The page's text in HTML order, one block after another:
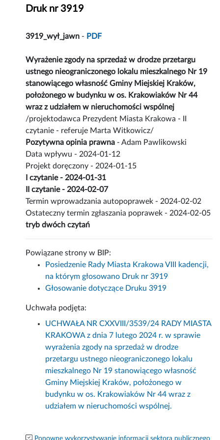
Druk nr 3919
3919_wył_jawn - PDF
Wyrażenie zgody na sprzedaż w drodze przetargu
ustnego nieograniczonego lokalu mieszkalnego Nr 19
stanowiącego własność Gminy Miejskiej Kraków,
położonego w budynku w os. Krakowiaków Nr 44
wraz z udziałem w nieruchomości wspólnej
/projektodawca Prezydent Miasta Krakowa - II
czytanie - referuje Marta Witkowicz/
Pozytywna opinia prawna - Adam Pawlikowski
Data wpływu - 2024-01-12
Projekt doręczony - 2024-01-15
I czytanie - 2024-01-31
II czytanie - 2024-02-07
Termin wprowadzania autopoprawek - 2024-02-02
Ostateczny termin zgłaszania poprawek - 2024-02-05
tryb dwóch czytań
Powiązane strony w BIP:
Posiedzenie Rady Miasta Krakowa VIII kadencji,
na którym głosowano Druk nr 3919
Głosowanie dotyczące Druku 3919
Uchwała podjęta:
UCHWAŁA NR CXXVIII/3539/24 RADY MIASTA
KRAKOWA z dnia 7 lutego 2024 r. w sprawie
wyrażenia zgody na sprzedaż w drodze
przetargu ustnego nieograniczonego lokalu
mieszkalnego Nr 19 stanowiącego własność
Gminy Miejskiej Kraków, położonego w
budynku w os. Krakowiaków Nr 44 wraz z
udziałem w nieruchomości wspólnej.
Ponowne wykorzystywanie informacji sektora publicznego